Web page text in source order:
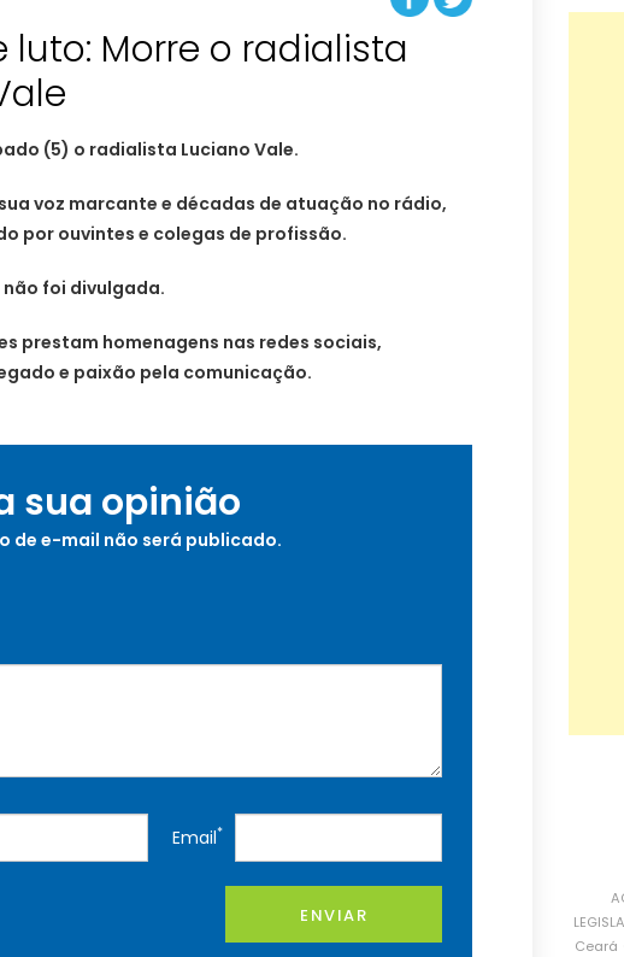
luto: Morre o radialista
(5) o radialista Luciano Vale.
voz marcante e décadas de atuação no rádio,
por ouvintes e colegas de profissão.
foi divulgada.
prestam homenagens nas redes sociais,
e paixão pela comunicação.
sua opinião
de e-mail não será publicado.
Email*
ENVIAR
Ceará